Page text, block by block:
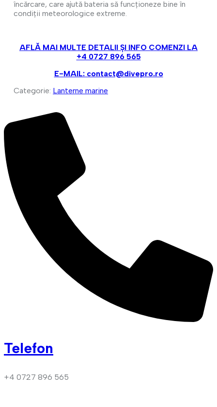
încărcare, care ajută bateria să funcționeze bine în
condiții meteorologice extreme.
AFLĂ MAI MULTE DETALII ȘI INFO COMENZI LA
+4 0727 896 565
E-MAIL: contact@divepro.ro
Categorie: Lanterne marine
Telefon
+4 0727 896 565